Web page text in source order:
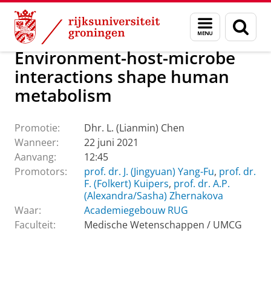
Skip
Content
Skip
Navigation
Menu
en
zoeken
Over ons Actueel Evenementen Promoties
Environment-host-microbe
interactions shape human
metabolism
Promotie:
Dhr. L. (Lianmin) Chen
Wanneer:
22 juni 2021
Aanvang:
12:45
Promotors:
prof. dr. J. (Jingyuan) Yang-Fu, prof. dr.
F. (Folkert) Kuipers, prof. dr. A.P.
(Alexandra/Sasha) Zhernakova
Waar:
Academiegebouw RUG
Faculteit:
Medische Wetenschappen / UMCG